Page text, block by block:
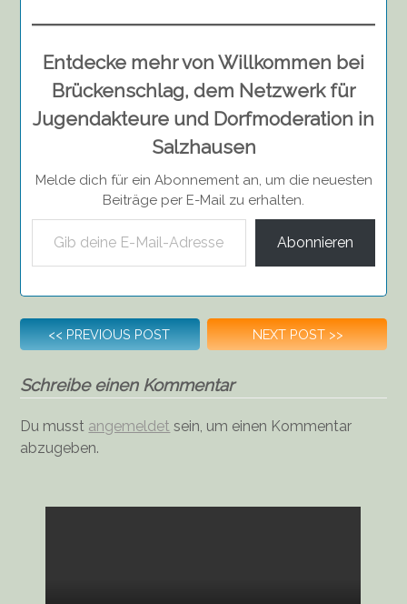
Entdecke mehr von Willkommen bei
Brückenschlag, dem Netzwerk für
Jugendakteure und Dorfmoderation in
Salzhausen
Melde dich für ein Abonnement an, um die neuesten
Beiträge per E-Mail zu erhalten.
Gib deine E-Mail-Adresse ein ...
Abonnieren
Beitragsnavigation
<< PREVIOUS POST NEXT POST >>
Schreibe einen Kommentar
Du musst angemeldet sein, um einen Kommentar
abzugeben.